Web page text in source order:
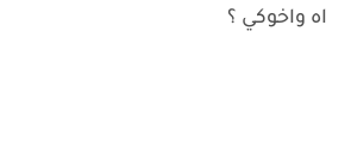
اه واخوكي ؟